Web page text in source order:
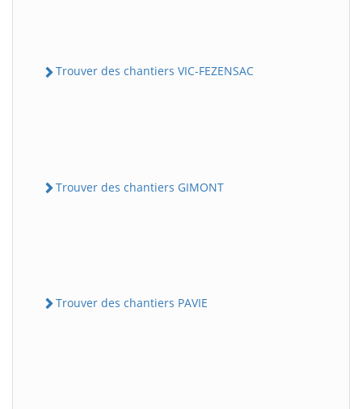
Trouver des chantiers VIC-FEZENSAC
Trouver des chantiers GIMONT
Trouver des chantiers PAVIE